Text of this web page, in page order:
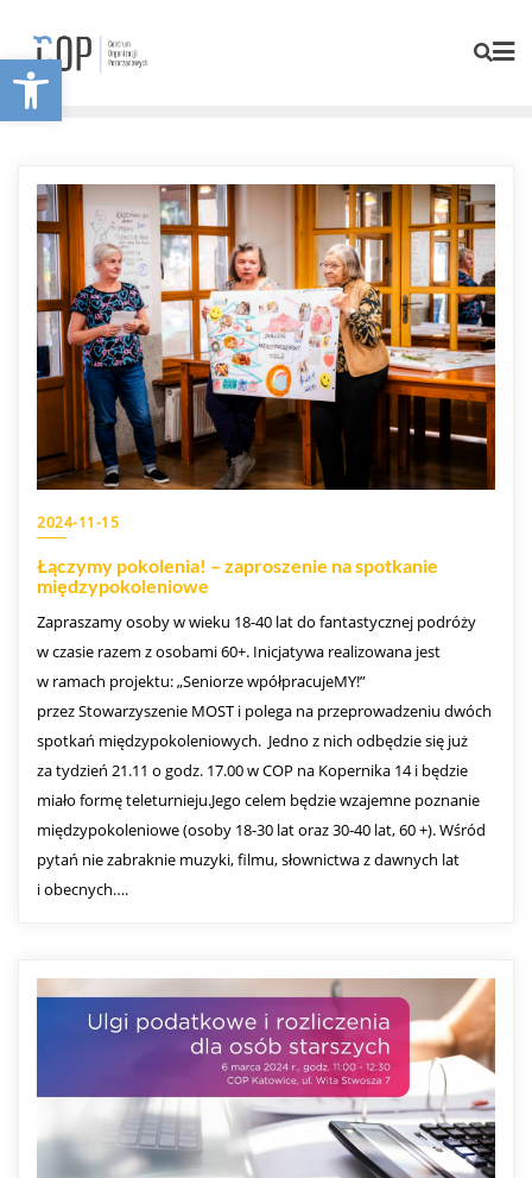
Otwórz pasek narzędzi
2024-11-15
Łączymy pokolenia! – zaproszenie na spotkanie
międzypokoleniowe
Zapraszamy osoby w wieku 18-40 lat do fantastycznej podróży
w czasie razem z osobami 60+. Inicjatywa realizowana jest
w ramach projektu: „Seniorze wpółpracujeMY!”
przez Stowarzyszenie MOST i polega na przeprowadzeniu dwóch
spotkań międzypokoleniowych. Jedno z nich odbędzie się już
za tydzień 21.11 o godz. 17.00 w COP na Kopernika 14 i będzie
miało formę teleturnieju.Jego celem będzie wzajemne poznanie
międzypokoleniowe (osoby 18-30 lat oraz 30-40 lat, 60 +). Wśród
pytań nie zabraknie muzyki, filmu, słownictwa z dawnych lat
i obecnych….